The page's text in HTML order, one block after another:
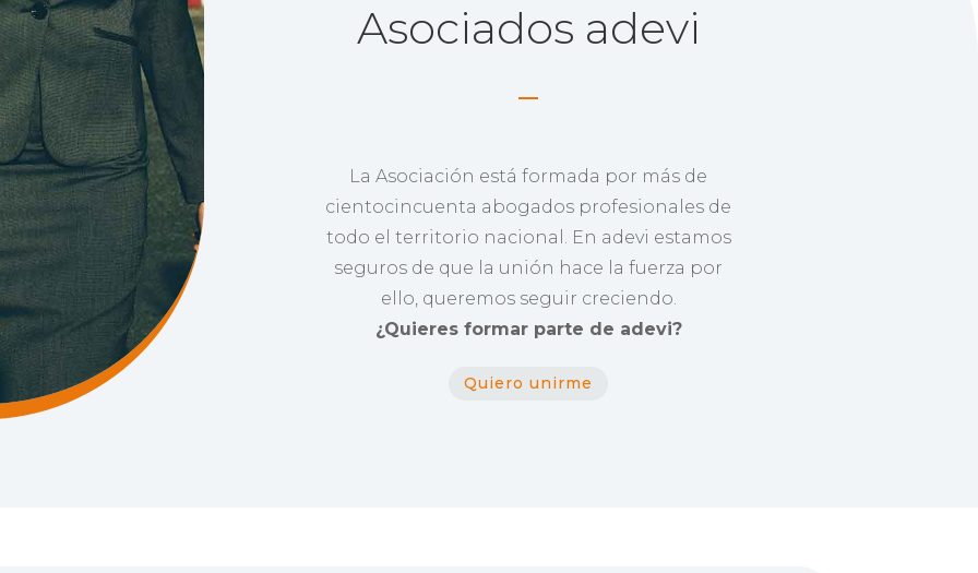
Asociados adevi
La Asociación está formada por más de
cientocincuenta abogados profesionales de
todo el territorio nacional. En adevi estamos
seguros de que la unión hace la fuerza por
ello, queremos seguir creciendo.
¿Quieres formar parte de adevi?
Quiero unirme